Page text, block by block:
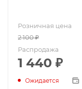
Розничная цена
2 100₽
Распродажа
1 440 ₽
Ожидается